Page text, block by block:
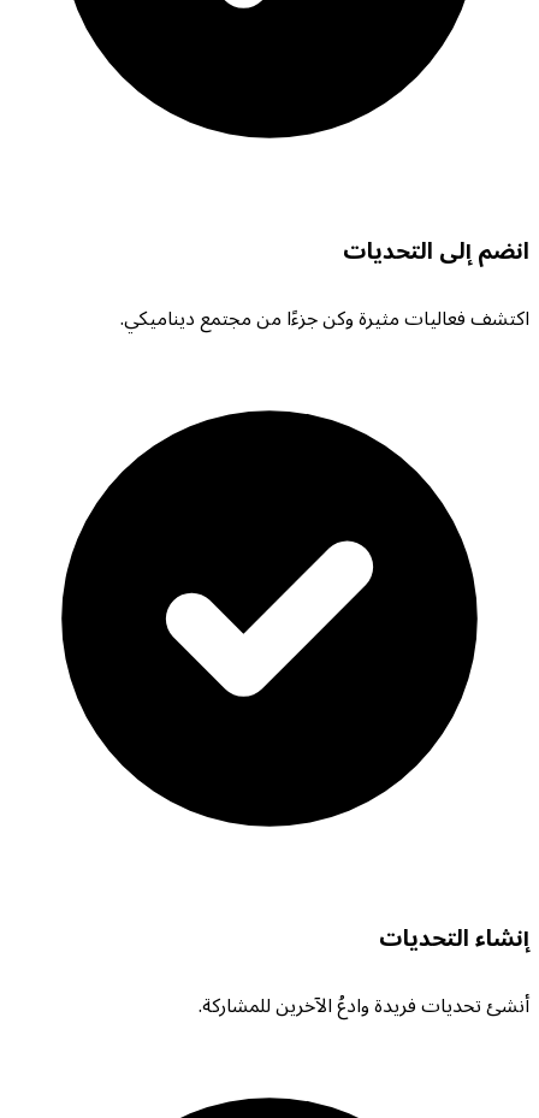
انضم إلى التحديات
اكتشف فعاليات مثيرة وكن جزءًا من مجتمع ديناميكي.
إنشاء التحديات
أنشئ تحديات فريدة وادعُ الآخرين للمشاركة.